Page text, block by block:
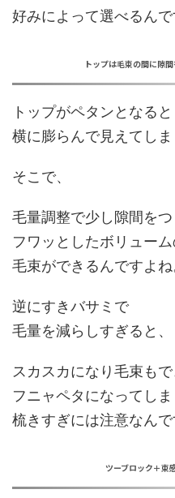
好みによって選べるんで
トップは毛束の間に隙
トップがペタンとなると
横に膨らんで見えてしま
そこで、
毛量調整で少し隙間を
フワッとしたボリュー
毛束ができるんですよね
逆にすきバサミで
毛量を減らしすぎると、
スカスカになり毛束も
フニャペタになってし
梳きすぎには注意なんで
ツーブロック＋束